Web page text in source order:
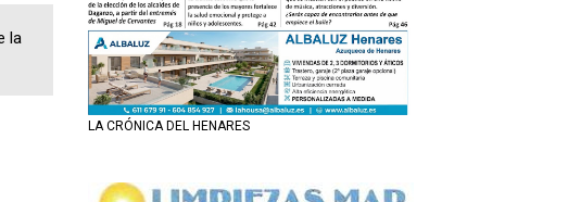
la
LA CRÓNICA DEL HENARES